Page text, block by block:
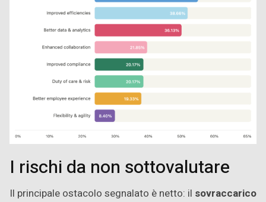
I rischi da non sottovalutare
Il principale ostacolo segnalato è netto: il sovraccarico